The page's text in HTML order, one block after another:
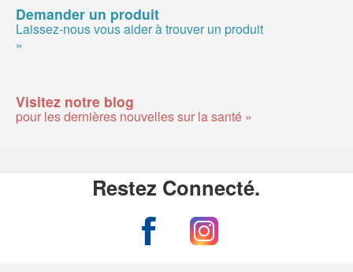
Demander un produit
Laissez-nous vous aider à trouver un produit
»
Visitez notre blog
pour les dernières nouvelles sur la santé »
Restez Connecté.